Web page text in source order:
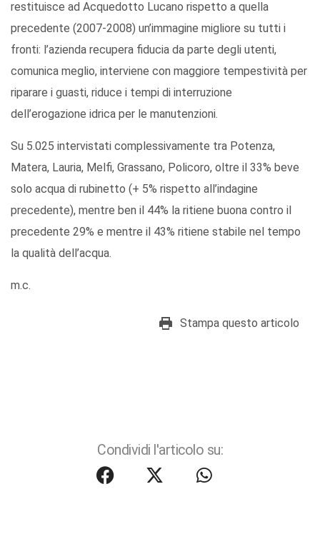
restituisce ad Acquedotto Lucano rispetto a quella
precedente (2007-2008) un’immagine migliore su tutti i
fronti: l’azienda recupera fiducia da parte degli utenti,
comunica meglio, interviene con maggiore tempestività per
riparare i guasti, riduce i tempi di interruzione
dell’erogazione idrica per le manutenzioni.
Su 5.025 intervistati complessivamente tra Potenza,
Matera, Lauria, Melfi, Grassano, Policoro, oltre il 33% beve
solo acqua di rubinetto (+ 5% rispetto all’indagine
precedente), mentre ben il 44% la ritiene buona contro il
precedente 29% e mentre il 43% ritiene stabile nel tempo
la qualità dell’acqua.
m.c.
Stampa questo articolo
Condividi l'articolo su: